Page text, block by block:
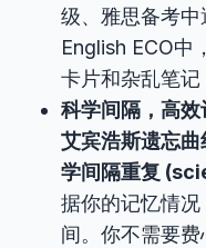
级、雅思备考中
English ECO中
卡片和杂乱笔记
科学间隔，高效
艾宾浩斯遗忘
学间隔重复
据你的记忆情
间。你不需要费